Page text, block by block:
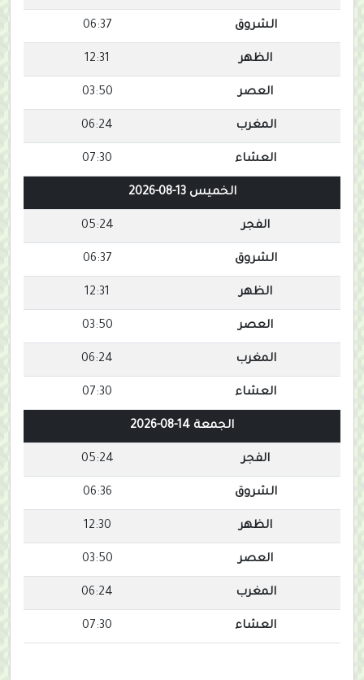
الشروق 06:37
الظهر 12:31
العصر 03:50
المغرب 06:24
العشاء 07:30
الخميس 13-08-2026
الفجر 05:24
الشروق 06:37
الظهر 12:31
العصر 03:50
المغرب 06:24
العشاء 07:30
الجمعة 14-08-2026
الفجر 05:24
الشروق 06:36
الظهر 12:30
العصر 03:50
المغرب 06:24
العشاء 07:30